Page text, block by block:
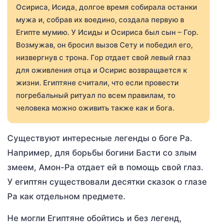
Осириса, Исида, долгое время собирала останки
мужа и, собрав их воедино, создала первую в
Египте мумию. У Исиды и Осириса был сын – Гор.
Возмужав, он бросил вызов Сету и победил его,
низвергнув с трона. Гор отдает свой левый глаз
для оживления отца и Осирис возвращается к
жизни. Египтяне считали, что если провести
погребальный ритуал по всем правилам, то
человека можно оживить также как и бога.
Существуют интересные легенды о боге Ра.
Например, для борьбы богини Басти со злым
змеем, Амон-Ра отдает ей в помощь свой глаз.
У египтян существовали десятки сказок о глазе
Ра как отдельном предмете.
Не могли Египтяне обойтись и без легенд,